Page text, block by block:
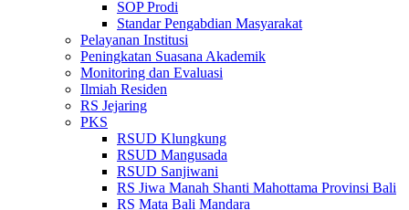
SOP Prodi
Standar Pengabdian Masyarakat
Pelayanan Institusi
Peningkatan Suasana Akademik
Monitoring dan Evaluasi
Ilmiah Residen
RS Jejaring
PKS
RSUD Klungkung
RSUD Mangusada
RSUD Sanjiwani
RS Jiwa Manah Shanti Mahottama Provinsi Bali
RS Mata Bali Mandara